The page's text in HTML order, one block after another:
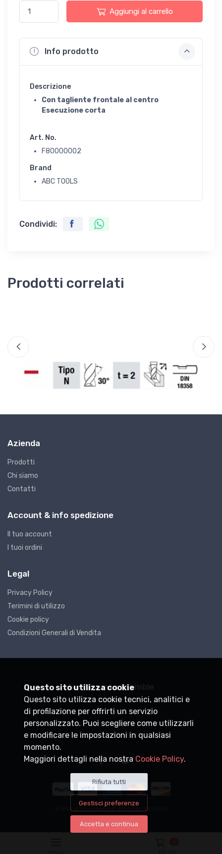
Aggiungi al carrello
Info prodotto
Descrizione
Con tagliente frontale al centro
Esecuzione corta
Art. No.
F80000002
Brand
ABC TOOLS
Condividi:
Prodotti correlati
F6 - Frese
€12.05
Azienda
Prodotti
Chi siamo
Contatti
Account & info spedizione
Il tuo account
I tuoi ordini
Legal
Privacy Policy
Terimini di utilizzo
Cookie policy
Condizioni Generali di Vendita
Ferramenta Xtumble
P.IVADEMO0000000
+39
info@xtumble.com
© All rights reserved. Made by
Questo sito utilizza cookie
Questo sito utilizza cookie tecnici, analitici e
di profilazione per offrirti un servizio
personalizzato. Puoi scegliere come utilizzarli
e modificare le impostazioni in qualsiasi
momento.
Maggiori dettagli nella nostra Cookie Policy.
Rifiuta tutti
Gestisci preferenze
Accetta e continua